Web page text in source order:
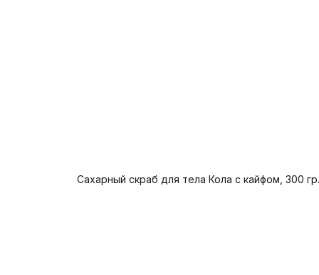
Сахарный скраб для тела Кола с кайфом, 300 гр.